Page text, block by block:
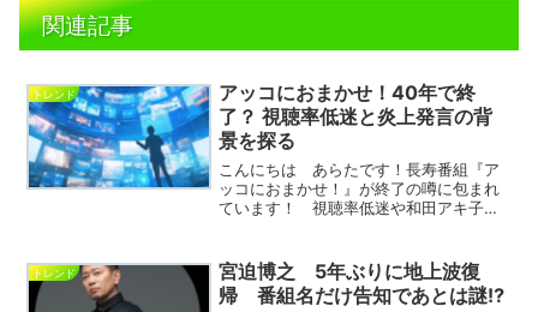
関連記事
トレンド
アッコにおまかせ！40年で終
了？ 視聴率低迷と炎上発言の背
景を探る
こんにちは あらたです！長寿番組『ア
ッコにおまかせ！』が終了の噂に包まれ
ています！ 視聴率低迷や和田アキ子さ
ア環境が、 テレビ業界にどのような影
響を与えているのか...
トレンド
宮迫博之 5年ぶりに地上波復
帰 番組名だけ告知であとは謎⁉